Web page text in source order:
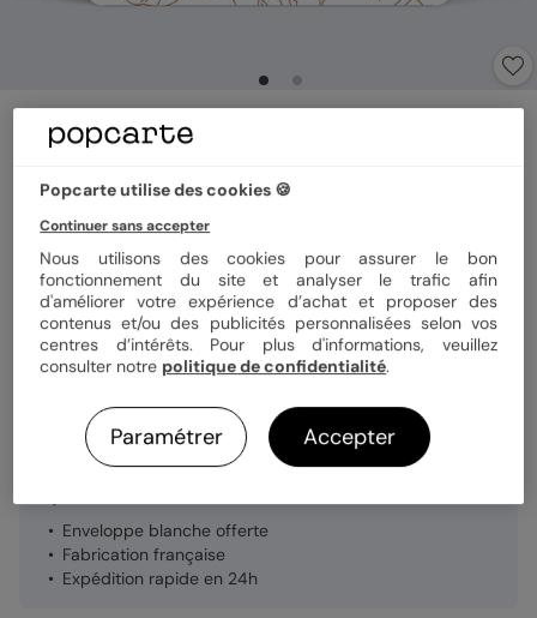
Coquelicot
Format
Papier Papier Satiné
Enveloppe blanche offerte
Fabrication française
Expédition rapide en 24h
Popcarte utilise des cookies 🍪
Continuer sans accepter
Nous utilisons des cookies pour assurer le bon
fonctionnement du site et analyser le trafic afin
d'améliorer votre expérience d’achat et proposer des
contenus et/ou des publicités personnalisées selon vos
centres d’intérêts. Pour plus d'informations, veuillez
consulter notre politique de confidentialité.
Paramétrer Accepter